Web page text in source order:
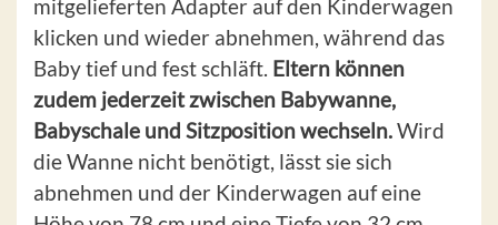
mitgelieferten Adapter auf den Kinderwagen
klicken und wieder abnehmen, während das
Baby tief und fest schläft. Eltern können
zudem jederzeit zwischen Babywanne,
Babyschale und Sitzposition wechseln.Wird
die Wanne nicht benötigt, lässt sie sich
abnehmen und der Kinderwagen auf eine